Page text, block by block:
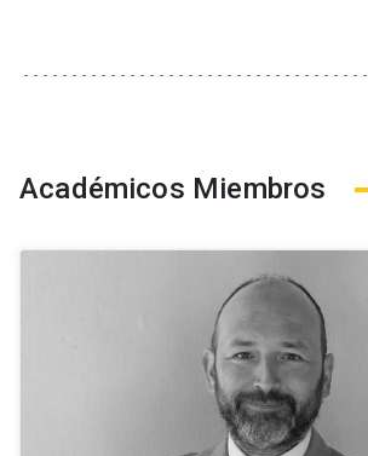
Académicos Miembros